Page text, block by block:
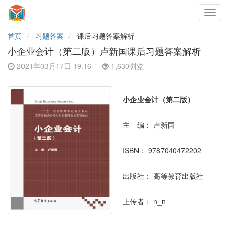
首页
习题答案 课后习题答案解析
小企业会计（第二版）卢新国课后习题答案解析
2021年03月17日 19:16 1,630浏览
小企业会计（第二版）
主 编： 卢新国
ISBN： 9787040472202
出版社： 高等教育出版社
上传者： n_n